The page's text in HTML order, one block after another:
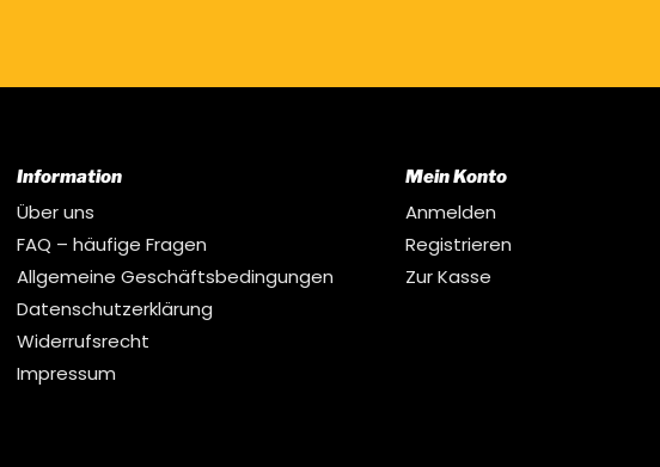
Information
Über uns
FAQ – häufige Fragen
Allgemeine Geschäftsbedingungen
Datenschutzerklärung
Widerrufsrecht
Impressum
Mein Konto
Anmelden
Registrieren
Zur Kasse